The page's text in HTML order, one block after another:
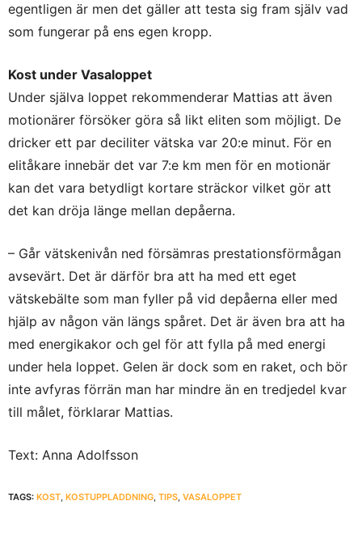
egentligen är men det gäller att testa sig fram själv vad
som fungerar på ens egen kropp.
Kost under Vasaloppet
Under själva loppet rekommenderar Mattias att även
motionärer försöker göra så likt eliten som möjligt. De
dricker ett par deciliter vätska var 20:e minut. För en
elitåkare innebär det var 7:e km men för en motionär
kan det vara betydligt kortare sträckor vilket gör att
det kan dröja länge mellan depåerna.
– Går vätskenivån ned försämras prestationsförmågan
avsevärt. Det är därför bra att ha med ett eget
vätskebälte som man fyller på vid depåerna eller med
hjälp av någon vän längs spåret. Det är även bra att ha
med energikakor och gel för att fylla på med energi
under hela loppet. Gelen är dock som en raket, och bör
inte avfyras förrän man har mindre än en tredjedel kvar
till målet, förklarar Mattias.
Text: Anna Adolfsson
TAGS: KOST, KOSTUPPLADDNING, TIPS, VASALOPPET